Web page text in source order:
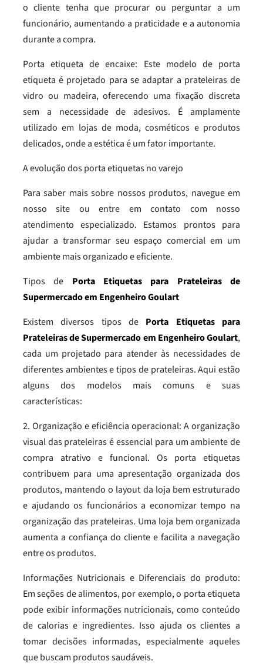
o cliente tenha que procurar ou perguntar a um
funcionário, aumentando a praticidade e a autonomia
durante a compra.
Porta etiqueta de encaixe: Este modelo de porta
etiqueta é projetado para se adaptar a prateleiras de
vidro ou madeira, oferecendo uma fixação discreta
sem a necessidade de adesivos. É amplamente
utilizado em lojas de moda, cosméticos e produtos
delicados, onde a estética é um fator importante.
A evolução dos porta etiquetas no varejo
Para saber mais sobre nossos produtos, navegue em
nosso site ou entre em contato com nosso
atendimento especializado. Estamos prontos para
ajudar a transformar seu espaço comercial em um
ambiente mais organizado e eficiente.
Tipos de Porta Etiquetas para Prateleiras de
Supermercado em Engenheiro Goulart
Existem diversos tipos de Porta Etiquetas para
Prateleiras de Supermercado em Engenheiro Goulart,
cada um projetado para atender às necessidades de
diferentes ambientes e tipos de prateleiras. Aqui estão
alguns dos modelos mais comuns e suas
características:
2. Organização e eficiência operacional: A organização
visual das prateleiras é essencial para um ambiente de
compra atrativo e funcional. Os porta etiquetas
contribuem para uma apresentação organizada dos
produtos, mantendo o layout da loja bem estruturado
e ajudando os funcionários a economizar tempo na
organização das prateleiras. Uma loja bem organizada
aumenta a confiança do cliente e facilita a navegação
entre os produtos.
Informações Nutricionais e Diferenciais do produto:
Em seções de alimentos, por exemplo, o porta etiqueta
pode exibir informações nutricionais, como conteúdo
de calorias e ingredientes. Isso ajuda os clientes a
tomar decisões informadas, especialmente aqueles
que buscam produtos saudáveis.